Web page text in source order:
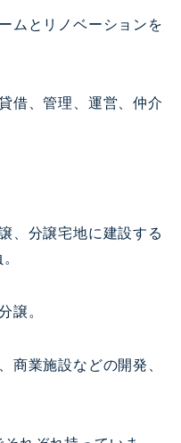
ムとリノベーションを
借、管理、運営、仲介
、分譲宅地に建設する
譲。
商業施設などの開発、